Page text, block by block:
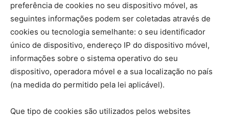
preferência de cookies no seu dispositivo móvel, as
seguintes informações podem ser coletadas através de
cookies ou tecnologia semelhante: o seu identificador
único de dispositivo, endereço IP do dispositivo móvel,
informações sobre o sistema operativo do seu
dispositivo, operadora móvel e a sua localização no país
(na medida do permitido pela lei aplicável).
Que tipo de cookies são utilizados pelos websites